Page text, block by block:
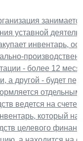
уставной
инвентарь,
- более 12
а другой - будет
ведется на счете
который
целевого